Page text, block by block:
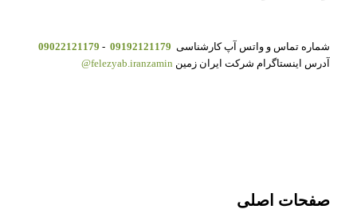
شماره تماس و واتس آپ کارشناسی 09192121179
-
09022121179
آدرس اینستاگرام شرکت ایران زمین felezyab.iranzamin@
صفحات اصلی